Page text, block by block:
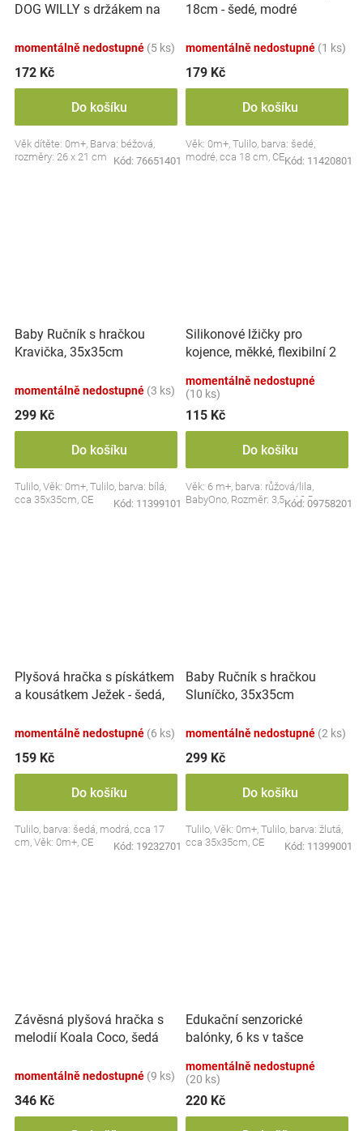
DOG WILLY s držákem na
momentálně nedostupné (5 ks)
172 Kč
Do košíku
Věk dítěte: 0m+, Barva: béžová,
rozměry: 26 x 21 cm
Kód: 76651401
18cm - šedé, modré
momentálně nedostupné (1 ks)
179 Kč
Do košíku
Věk: 0m+, Tulilo, barva: šedé,
modré, cca 18 cm, CEKód: 11420801
Baby Ručník s hračkou
Kravička, 35x35cm
momentálně nedostupné (3 ks)
299 Kč
Do košíku
Tulilo, Věk: 0m+, Tulilo, barva: bílá,
cca 35x35cm, CE
Kód: 11399101
Silikonové lžičky pro
kojence, měkké, flexibilní 2
momentálně nedostupné
(10 ks)
115 Kč
Do košíku
Věk: 6 m+, barva: růžová/lila,
BabyOno, Rozměr: 3,5 x 10,5 cm
Kód: 09758201
Plyšová hračka s pískátkem
a kousátkem Ježek - šedá,
momentálně nedostupné (6 ks)
159 Kč
Do košíku
Tulilo, barva: šedá, modrá, cca 17
cm, Věk: 0m+, CE
Kód: 19232701
Baby Ručník s hračkou
Sluníčko, 35x35cm
momentálně nedostupné (2 ks)
299 Kč
Do košíku
Tulilo, Věk: 0m+, Tulilo, barva: žlutá,
cca 35x35cm, CE
Kód: 11399001
Závěsná plyšová hračka s
melodií Koala Coco, šedá
momentálně nedostupné (9 ks)
346 Kč
Edukační senzorické
balónky, 6 ks v tašce
momentálně nedostupné
(20 ks)
220 Kč